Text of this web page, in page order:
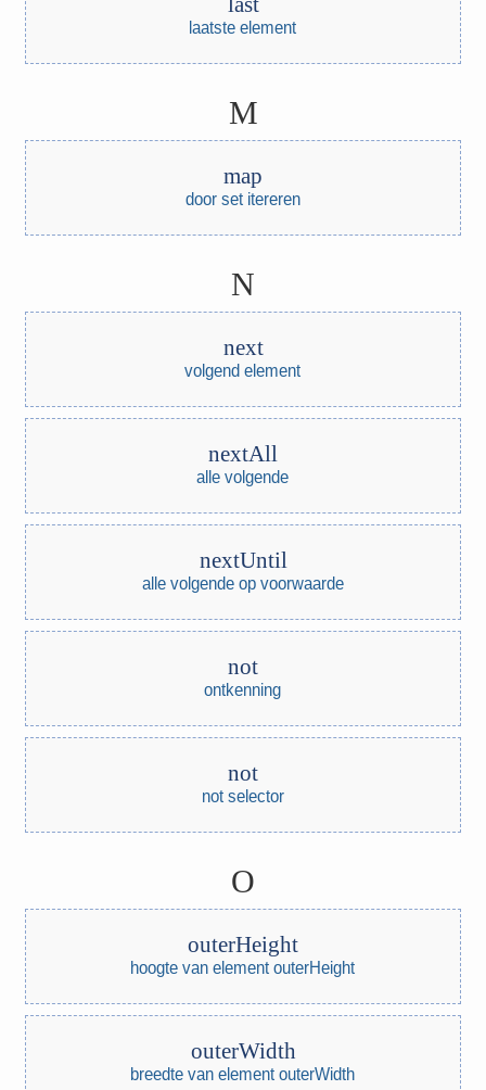
laatste element
M
map
door set itereren
N
next
volgend element
nextAll
alle volgende
nextUntil
alle volgende op voorwaarde
not
ontkenning
not
not selector
O
outerHeight
hoogte van element outerHeight
outerWidth
breedte van element outerWidth